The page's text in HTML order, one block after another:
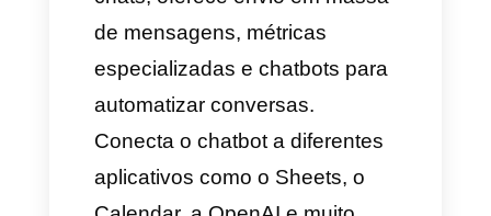
necessidades específicas.
Geração de banco de
dados no automático
Para essa automatização o